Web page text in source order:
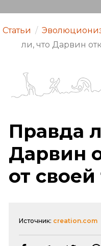
Статьи /
ли, что Дарвин
Правда
Дарвин
от
Источник: creation.com